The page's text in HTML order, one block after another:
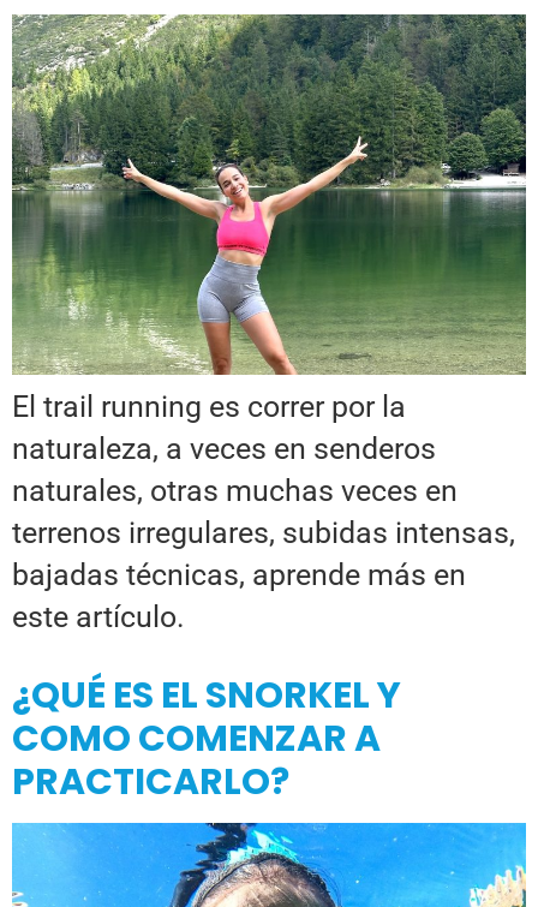
El trail running es correr por la
naturaleza, a veces en senderos
naturales, otras muchas veces en
terrenos irregulares, subidas intensas,
bajadas técnicas, aprende más en
este artículo.
¿QUÉ ES EL SNORKEL Y
COMO COMENZAR A
PRACTICARLO?